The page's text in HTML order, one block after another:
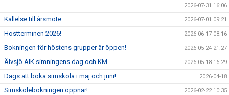
2026-07-31 16:06
Kallelse till årsmöte 2026-07-01 09:21
Höstterminen 2026! 2026-06-17 08:16
Bokningen för höstens grupper är öppen! 2026-05-24 21:27
Älvsjö AIK simningens dag och KM 2026-05-18 16:29
Dags att boka simskola i maj och juni! 2026-04-18
Simskolebokningen öppnar! 2026-02-22 10:35